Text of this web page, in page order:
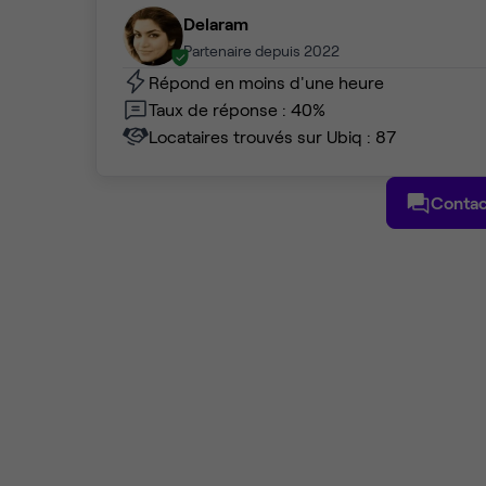
Delaram
Partenaire depuis 2022
Répond en moins d'une heure
Taux de réponse : 40%
Locataires trouvés sur Ubiq : 87